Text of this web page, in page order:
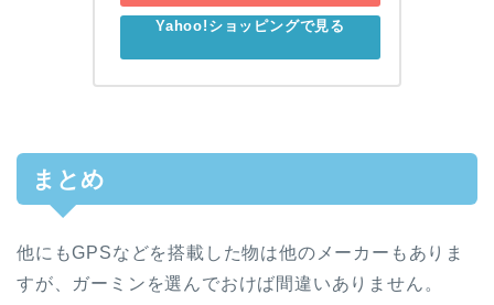
Yahoo!ショッピングで見る
まとめ
他にもGPSなどを搭載した物は他のメーカーもありま
すが、ガーミンを選んでおけば間違いありません。